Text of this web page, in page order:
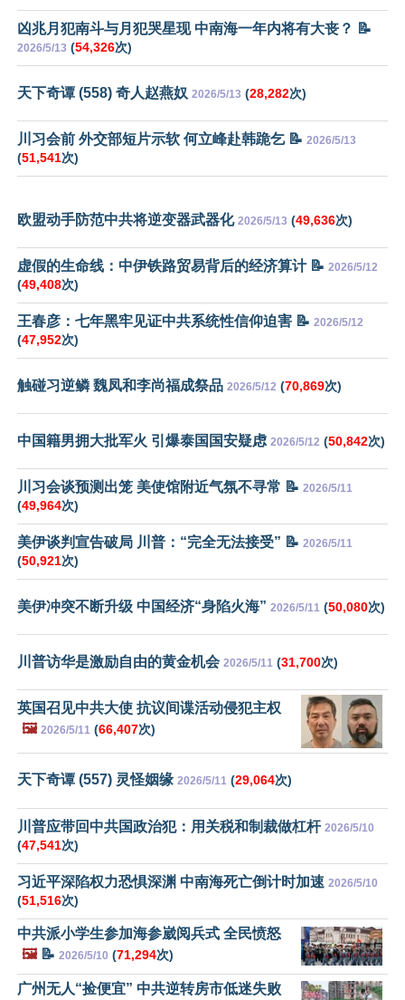
凶兆月犯南斗与月犯哭星现 中南海一年内将有大丧？ 📝
2026/5/13 (54,326次)
天下奇谭 (558) 奇人赵燕奴 2026/5/13 (28,282次)
川习会前 外交部短片示软 何立峰赴韩跪乞 📝 2026/5/13
(51,541次)
欧盟动手防范中共将逆变器武器化 2026/5/13 (49,636次)
虚假的生命线：中伊铁路贸易背后的经济算计 📝 2026/5/12
(49,408次)
王春彦：七年黑牢见证中共系统性信仰迫害 📝 2026/5/12
(47,952次)
触碰习逆鳞 魏凤和李尚福成祭品 2026/5/12 (70,869次)
中国籍男拥大批军火 引爆泰国国安疑虑 2026/5/12 (50,842次)
川习会谈预测出笼 美使馆附近气氛不寻常 📝 2026/5/11
(49,964次)
美伊谈判宣告破局 川普：“完全无法接受” 📝 2026/5/11
(50,921次)
美伊冲突不断升级 中国经济“身陷火海” 2026/5/11 (50,080次)
川普访华是激励自由的黄金机会 2026/5/11 (31,700次)
英国召见中共大使 抗议间谍活动侵犯主权
🖼️ 2026/5/11 (66,407次)
天下奇谭 (557) 灵怪姻缘 2026/5/11 (29,064次)
川普应带回中共国政治犯：用关税和制裁做杠杆 2026/5/10
(47,541次)
习近平深陷权力恐惧深渊 中南海死亡倒计时加速 2026/5/10
(51,516次)
中共派小学生参加海参崴阅兵式 全民愤怒
🖼️📝 2026/5/10 (71,294次)
广州无人“捡便宜” 中共逆转房市低迷失败